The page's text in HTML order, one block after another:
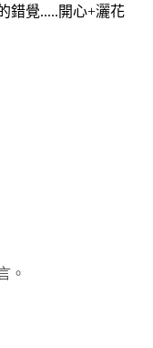
錯覺.....開心+灑花
。